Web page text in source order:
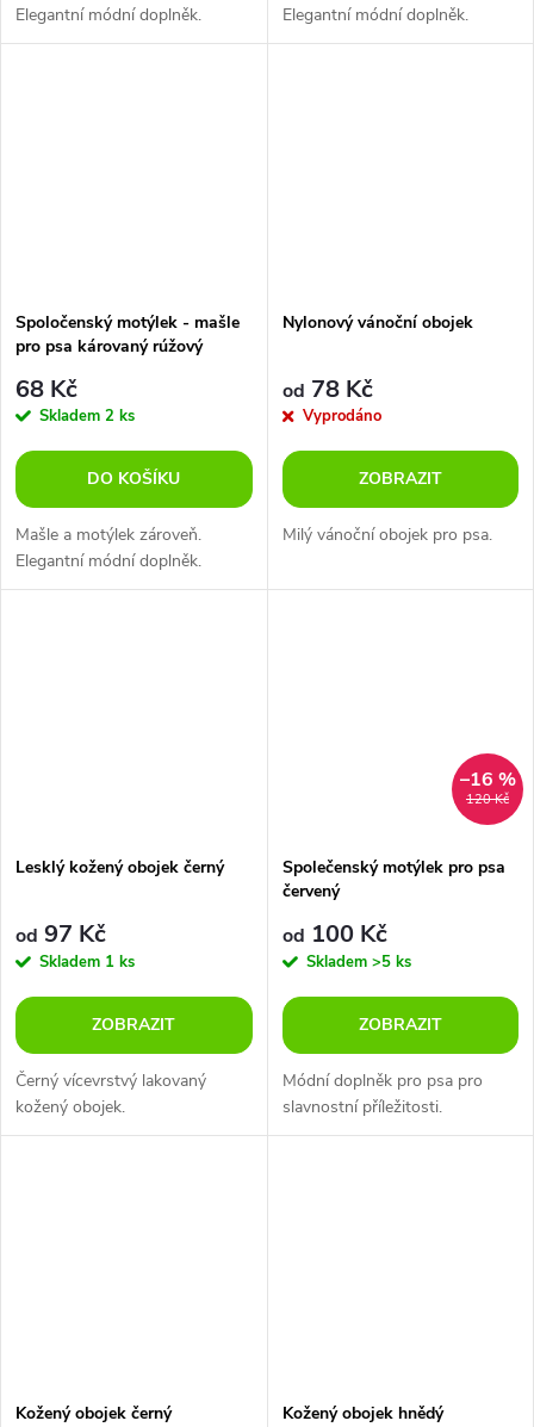
Elegantní módní doplněk.
Elegantní módní doplněk.
Spoločenský motýlek - mašle
pro psa károvaný rúžový
68 Kč
Skladem 2 ks
DO KOŠÍKU
Mašle a motýlek zároveň.
Elegantní módní doplněk.
Nylonový vánoční obojek
od 78 Kč
Vyprodáno
ZOBRAZIT
Milý vánoční obojek pro psa.
Lesklý kožený obojek černý
od 97 Kč
Skladem 1 ks
ZOBRAZIT
Černý vícevrstvý lakovaný
kožený obojek.
120 Kč
–16 %
Společenský motýlek pro psa
červený
od 100 Kč
Skladem >5 ks
ZOBRAZIT
Módní doplněk pro psa pro
slavnostní příležitosti.
Kožený obojek černý Kožený obojek hnědý